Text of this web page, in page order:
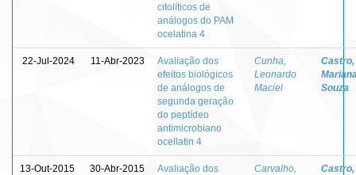
citolíticos de
análogos do PAM
ocelatina 4
22-Jul-2024 11-Abr-2023
Avaliação dos
efeitos biológicos
de análogos de
segunda geração
do peptídeo
antimicrobiano
ocellatin 4
Cunha,
Leonardo
Maciel
Castro,
Souza
13-Out-2015 30-Abr-2015
Avaliação dos
Carvalho,
Castro,